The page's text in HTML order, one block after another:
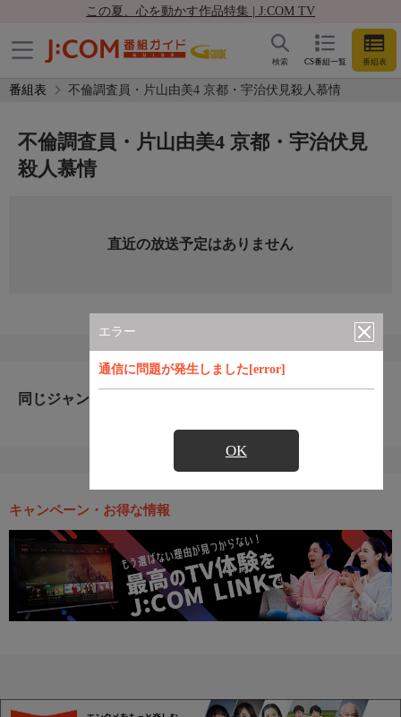
この夏、心を動かす作品特集 | J:COM TV
CS番組一覧 番組表
検索
番組表 不倫調査員・片山由美4 京都・宇治伏見殺人慕情
エラー
通信に問題が発生しました[error]
OK
不倫調査員・片山由美4 京都・宇治伏見
殺人慕情
直近の放送予定はありません
同じジャンルのおすすめ番組
キャンペーン・お得な情報